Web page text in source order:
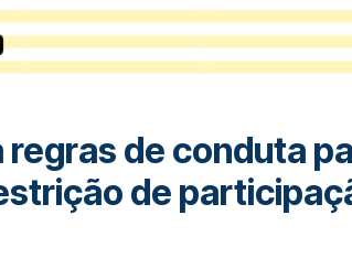
regras de conduta
de